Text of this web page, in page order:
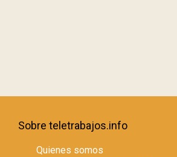
Sobre teletrabajos.info
Quienes somos